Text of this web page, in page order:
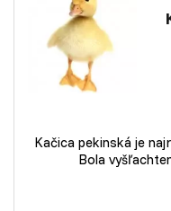
Kačica pekinská je
Bola